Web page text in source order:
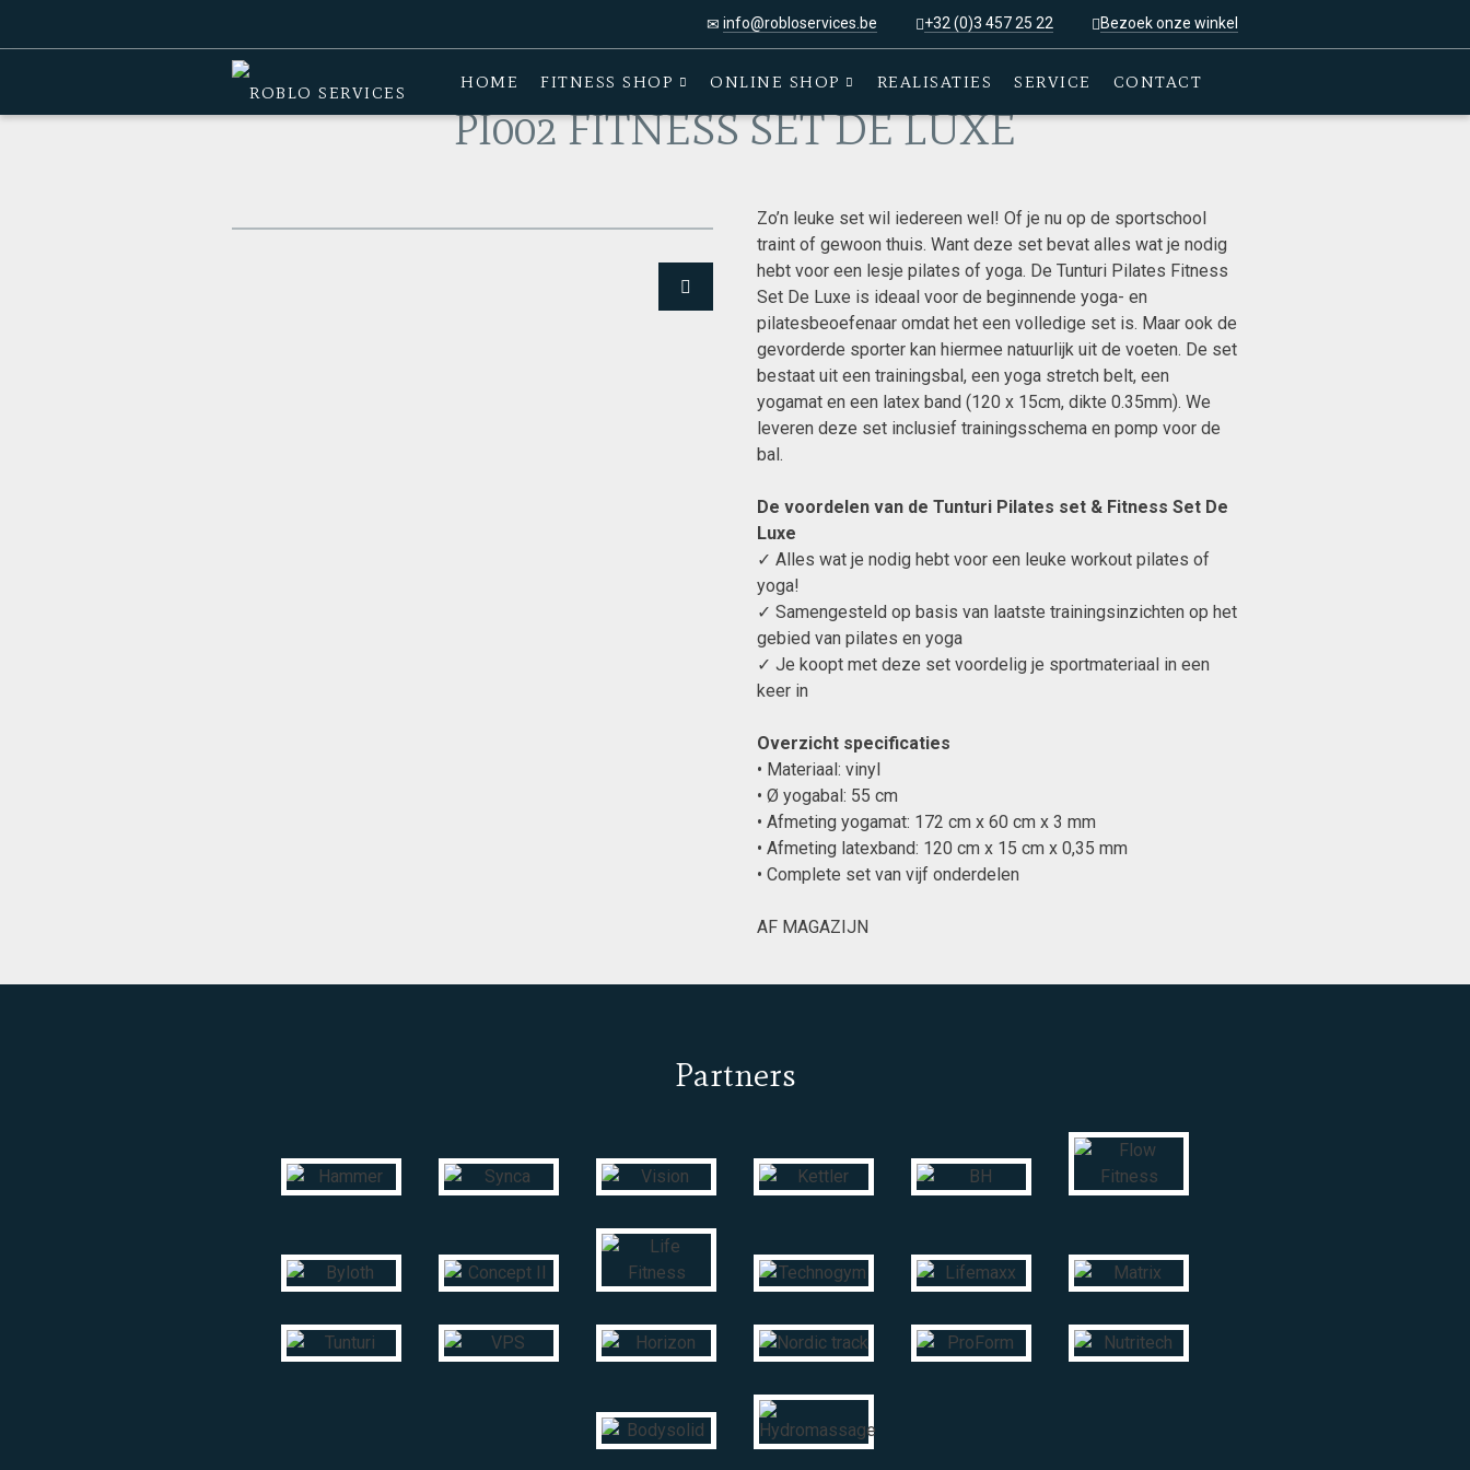
info@robloservices.be +32 (0)3 457 25 22 Bezoek onze winkel
HOME FITNESS SHOP ONLINE SHOP REALISATIES SERVICE CONTACT
PI002 FITNESS SET DE LUXE
PI002 FITNESS SET DE LUXE
Zo’n leuke set wil iedereen wel! Of je nu op de sportschool
traint of gewoon thuis. Want deze set bevat alles wat je nodig
hebt voor een lesje pilates of yoga. De Tunturi Pilates Fitness
Set De Luxe is ideaal voor de beginnende yoga- en
pilatesbeoefenaar omdat het een volledige set is. Maar ook de
gevorderde sporter kan hiermee natuurlijk uit de voeten. De set
bestaat uit een trainingsbal, een yoga stretch belt, een
yogamat en een latex band (120 x 15cm, dikte 0.35mm). We
leveren deze set inclusief trainingsschema en pomp voor de
bal.
De voordelen van de Tunturi Pilates set & Fitness Set De
Luxe
✓ Alles wat je nodig hebt voor een leuke workout pilates of
yoga!
✓ Samengesteld op basis van laatste trainingsinzichten op het
gebied van pilates en yoga
✓ Je koopt met deze set voordelig je sportmateriaal in een
keer in
Overzicht specificaties
• Materiaal: vinyl
• Ø yogabal: 55 cm
• Afmeting yogamat: 172 cm x 60 cm x 3 mm
• Afmeting latexband: 120 cm x 15 cm x 0,35 mm
• Complete set van vijf onderdelen
AF MAGAZIJN
Partners